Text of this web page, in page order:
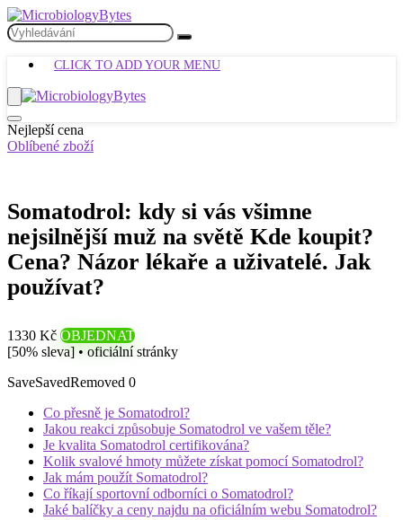
CLICK TO ADD YOUR MENU
Nejlepší cena
Oblíbené zboží
Somatodrol: kdy si vás všimne
nejsilnější muž na světě Kde koupit?
Cena? Názor lékaře a uživatelé. Jak
používat?
1330 Kč OBJEDNAT
[50% sleva] • oficiální stránky
SaveSavedRemoved 0
Co přesně je Somatodrol?
Jakou reakci způsobuje Somatodrol ve vašem těle?
Je kvalita Somatodrol certifikována?
Kolik svalové hmoty můžete získat pomocí Somatodrol?
Jak mám použít Somatodrol?
Co říkají sportovní odborníci o Somatodrol?
Jaké balíčky a ceny najdu na oficiálním webu Somatodrol?